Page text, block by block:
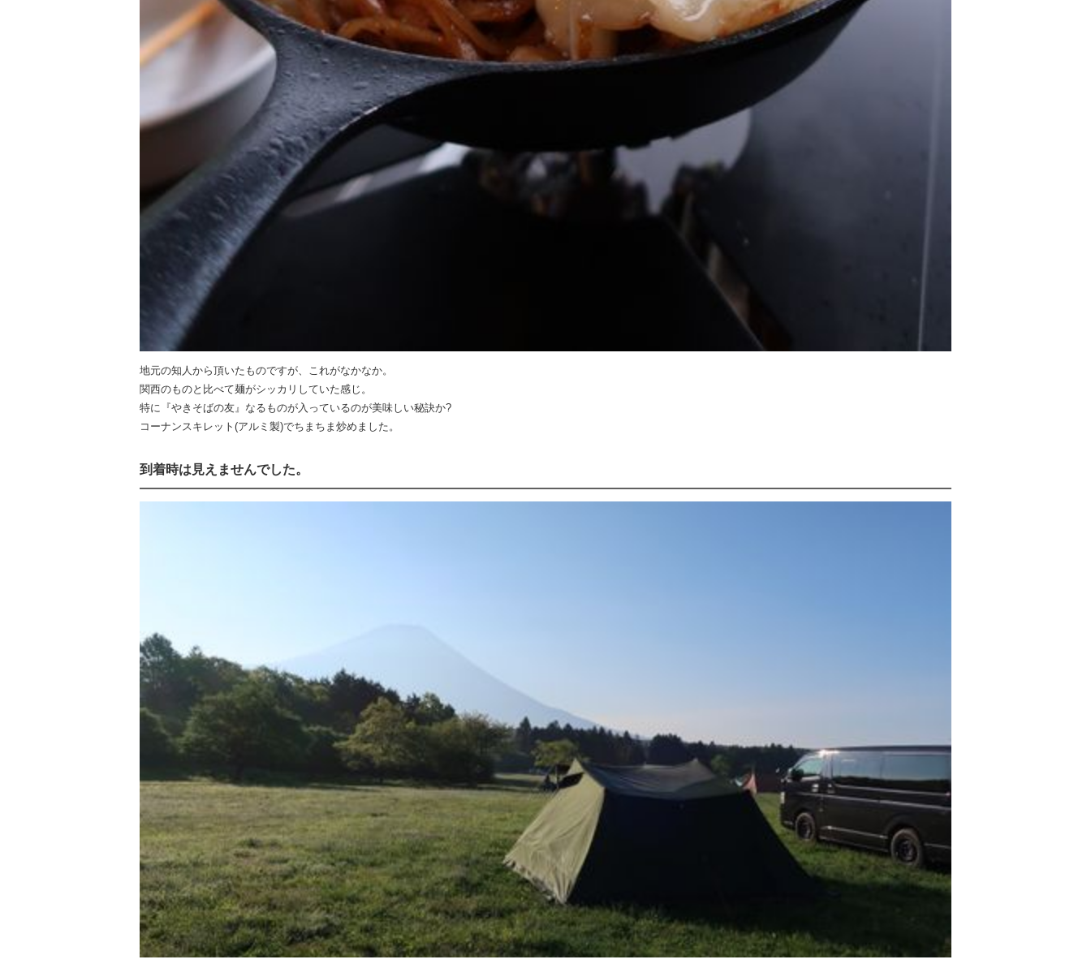
地元の知人から頂いたものですが、これがなかなか。
関西のものと比べて麺がシッカリしていた感じ。
特に『やきそばの友』なるものが入っているのが美味しい秘訣か?
コーナンスキレット(アルミ製)でちまちま炒めました。
到着時は見えませんでした。